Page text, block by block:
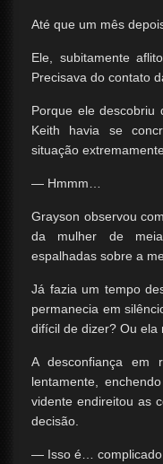
Até que um mês
Ele, subitamente
Precisava do contato
Porque ele descobriu
Keith havia se
situação
— Hmmm…
Grayson observou
da mulher de
espalhadas sobre a
Já fazia um tempo
permanecia em
difícil de dizer? Ou ela
A desconfiança em
lentamente,
vidente endireitou as
decisão.
— Isso é…